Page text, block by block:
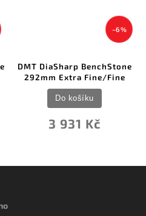
–6 %
DMT DiaSharp BenchStone
292mm Extra Fine/Fine
3 931 Kč
Do košíku